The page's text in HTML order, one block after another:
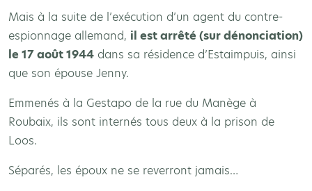
Mais à la suite de l’exécution d’un agent du contre-
espionnage allemand, il est arrêté (sur dénonciation)
le 17 août 1944 dans sa résidence d’Estaimpuis, ainsi
que son épouse Jenny.
Emmenés à la Gestapo de la rue du Manège à
Roubaix, ils sont internés tous deux à la prison de
Loos.
Séparés, les époux ne se reverront jamais…